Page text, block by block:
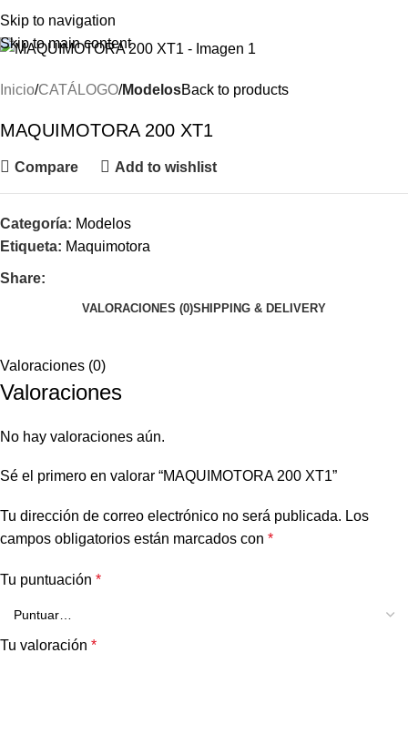
Skip to navigation
Skip to main content
Menu
Inicio CATÁLOGO ModelosBack to products
MAQUIMOTORA 200 XT1
Compare Add to wishlist
Categoría: Modelos
Etiqueta: Maquimotora
Share:
VALORACIONES (0)SHIPPING & DELIVERY
Valoraciones (0)
Valoraciones
No hay valoraciones aún.
Sé el primero en valorar “MAQUIMOTORA 200 XT1”
Tu dirección de correo electrónico no será publicada. Los
campos obligatorios están marcados con *
Tu puntuación *
Tu valoración *